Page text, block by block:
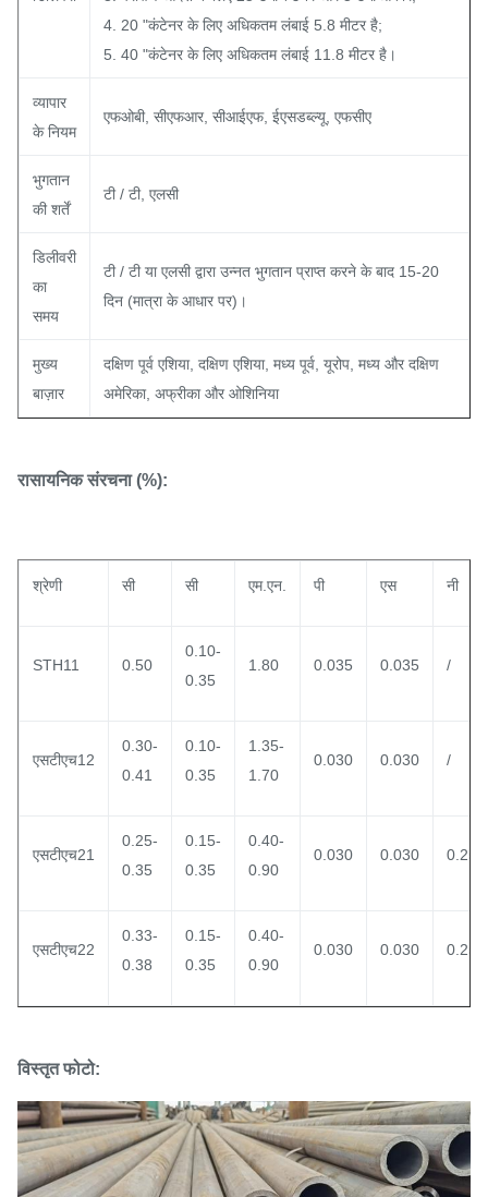
4. 20 "कंटेनर के लिए अधिकतम लंबाई 5.8 मीटर है;
5. 40 "कंटेनर के लिए अधिकतम लंबाई 11.8 मीटर है।
व्यापार
के नियम
एफओबी, सीएफआर, सीआईएफ, ईएसडब्ल्यू, एफसीए
भुगतान
की शर्तें
टी / टी, एलसी
डिलीवरी
का
समय
टी / टी या एलसी द्वारा उन्नत भुगतान प्राप्त करने के बाद 15-20
दिन (मात्रा के आधार पर)।
मुख्य
बाज़ार
दक्षिण पूर्व एशिया, दक्षिण एशिया, मध्य पूर्व, यूरोप, मध्य और दक्षिण
अमेरिका, अफ्रीका और ओशिनिया
रासायनिक संरचना (%):
श्रेणी सी सी एम.एन. पी एस नी
STH11 0.50
0.10-
0.35
1.80 0.035 0.035 /
एसटीएच12
0.30-
0.41
0.10-
0.35
1.35-
1.70
0.030 0.030 /
एसटीएच21
0.25-
0.35
0.15-
0.35
0.40-
0.90
0.030 0.030 0.25
एसटीएच22
0.33-
0.38
0.15-
0.35
0.40-
0.90
0.030 0.030 0.25
विस्तृत फोटो: